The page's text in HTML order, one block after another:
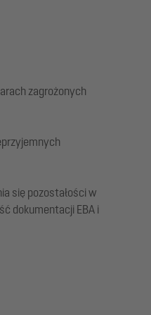
zagrożonych
się pozostałości w
dokumentacji EBA i